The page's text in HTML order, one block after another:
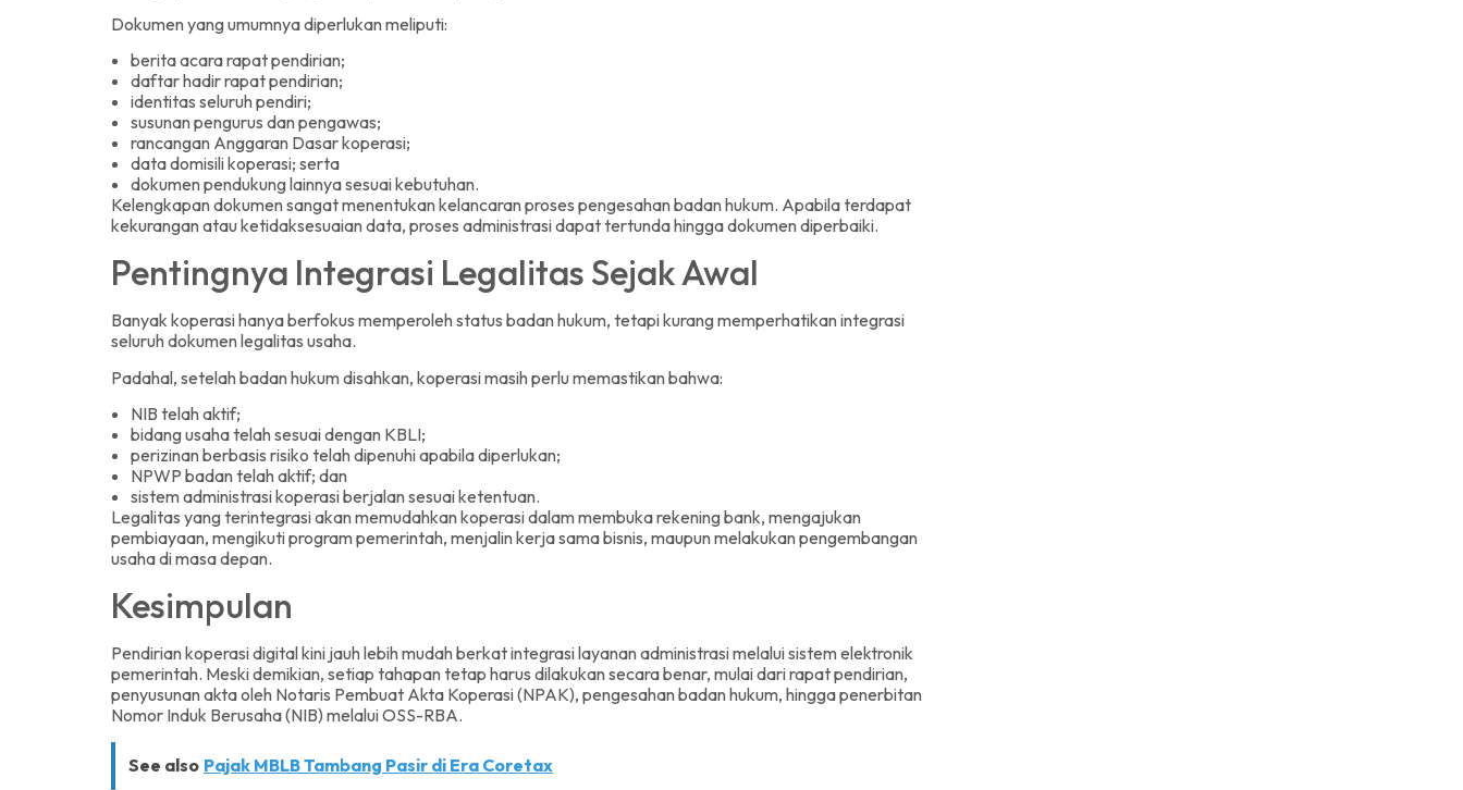
Dokumen yang umumnya diperlukan meliputi:
berita acara rapat pendirian;
daftar hadir rapat pendirian;
identitas seluruh pendiri;
susunan pengurus dan pengawas;
rancangan Anggaran Dasar koperasi;
data domisili koperasi; serta
dokumen pendukung lainnya sesuai kebutuhan.
Kelengkapan dokumen sangat menentukan kelancaran proses pengesahan badan hukum. Apabila terdapat
kekurangan atau ketidaksesuaian data, proses administrasi dapat tertunda hingga dokumen diperbaiki.
Pentingnya Integrasi Legalitas Sejak Awal
Banyak koperasi hanya berfokus memperoleh status badan hukum, tetapi kurang memperhatikan integrasi
seluruh dokumen legalitas usaha.
Padahal, setelah badan hukum disahkan, koperasi masih perlu memastikan bahwa:
NIB telah aktif;
bidang usaha telah sesuai dengan KBLI;
perizinan berbasis risiko telah dipenuhi apabila diperlukan;
NPWP badan telah aktif; dan
sistem administrasi koperasi berjalan sesuai ketentuan.
Legalitas yang terintegrasi akan memudahkan koperasi dalam membuka rekening bank, mengajukan
pembiayaan, mengikuti program pemerintah, menjalin kerja sama bisnis, maupun melakukan pengembangan
usaha di masa depan.
Kesimpulan
Pendirian koperasi digital kini jauh lebih mudah berkat integrasi layanan administrasi melalui sistem elektronik
pemerintah. Meski demikian, setiap tahapan tetap harus dilakukan secara benar, mulai dari rapat pendirian,
penyusunan akta oleh Notaris Pembuat Akta Koperasi (NPAK), pengesahan badan hukum, hingga penerbitan
Nomor Induk Berusaha (NIB) melalui OSS-RBA.
See also Pajak MBLB Tambang Pasir di Era Coretax